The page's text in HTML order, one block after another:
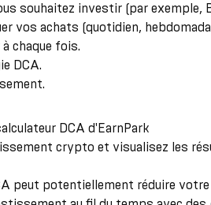
souhaitez investir (par exemple,
vos achats (quotidien,
chaque fois.
DCA.
DCA d'EarnPark
crypto et visualisez les
peut potentiellement réduire